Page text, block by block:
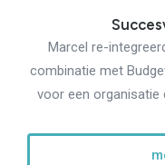
Marcel re-
combinatie met
voor een organisatie